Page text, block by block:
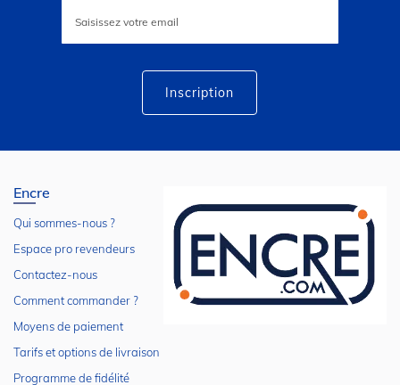
lettre
Inscription
Encre
Qui sommes-nous ?
Espace pro revendeurs
Contactez-nous
Comment commander ?
Moyens de paiement
Tarifs et options de livraison
Programme de fidélité